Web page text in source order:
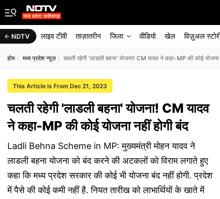
NDTV लाइव टीवी ताज़ातरीन जिला वीडियो खेल विज़ुअल
होम मध्य प्रदेश न्यूज़ चलती रहेगी 'लाडली बहना' योजना! CM यादव ने कहा-MP की कोई योजना
This Article is From Dec 21, 2023
चलती रहेगी 'लाडली बहना' योजना! CM यादव
ने कहा-MP की कोई योजना नहीं होगी बंद
Ladli Behna Scheme in MP: मुख्यमंत्री मोहन यादव ने
लाडली बहना योजना को बंद करने की अटकलों को विराम लगाते हुए
कहा कि मध्य प्रदेश सरकार की कोई भी योजना बंद नहीं होगी. प्रदेश
में पैसे की कोई कमी नहीं है. नियत तारीख को लाभार्थियों के खाते में